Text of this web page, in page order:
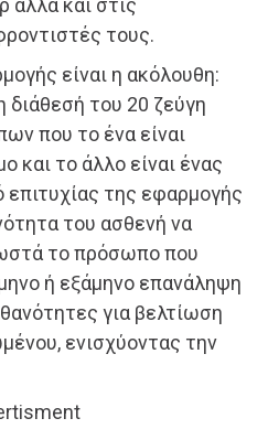
αλλά και στις
τους.
είναι η ακόλουθη:
διάθεσή του 20 ζεύγη
που το ένα είναι
και το άλλο είναι ένας
της εφαρμογής
του ασθενή να
το πρόσωπο που
ή εξάμηνο επανάληψη
για βελτίωση
ενισχύοντας την